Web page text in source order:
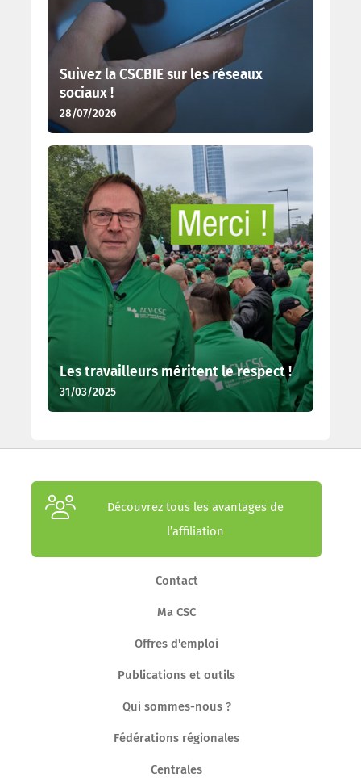
Suivez la CSCBIE sur les réseaux
sociaux !
28/07/2026
Les travailleurs méritent le respect !
31/03/2025
Découvrez tous les avantages de
l’affiliation
Contact
Ma CSC
Offres d'emploi
Publications et outils
Qui sommes-nous ?
Fédérations régionales
Centrales